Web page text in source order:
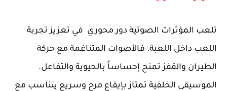
تلعب المؤثرات الصوتية دور محوري في تعزيز تجربة
اللعب داخل اللعبة. فالأصوات المتناغمة مع حركة
الطيران والقفز تمنح إحساساً بالحيوية والتفاعل.
الموسيقى الخلفية تمتاز بإيقاع مرح وسريع يتناسب مع